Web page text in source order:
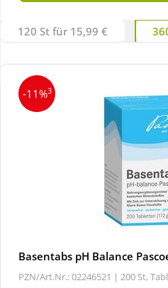
Tierbedarf
Wellness
120 St für 15,99 €
-11%3
Basentabs pH Balance
PZN/Art.Nr.: 02246521 | 200 St,